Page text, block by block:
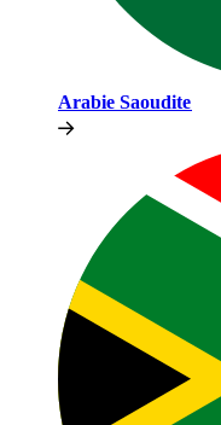
Arabie Saoudite​​